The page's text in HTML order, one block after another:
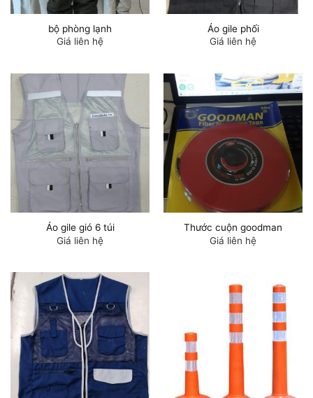
bộ phòng lạnh
Giá liên hệ
Áo gile phối
Giá liên hệ
Áo gile gió 6 túi
Giá liên hệ
Thước cuộn goodman
Giá liên hệ